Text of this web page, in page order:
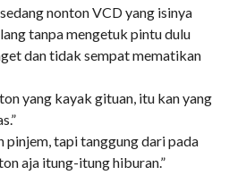
nonton VCD yang isinya
tanpa mengetuk pintu dulu
dan tidak sempat mematikan
yang kayak gituan, itu kan yang
pinjem, tapi tanggung dari pada
aja itung-itung hiburan.”